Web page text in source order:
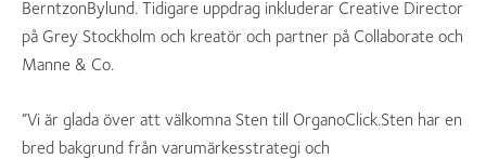
BerntzonBylund. Tidigare uppdrag inkluderar Creative Director
på Grey Stockholm och kreatör och partner på Collaborate och
Manne & Co.
”Vi är glada över att välkomna Sten till OrganoClick.Sten har en
bred bakgrund från varumärkesstrategi och